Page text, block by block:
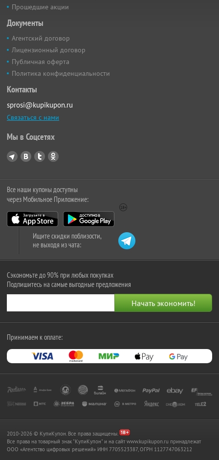
Прошедшие акции
Документы
Агентский договор
Лицензионный договор
Публичная оферта
Политика конфиденциальности
Контакты
sprosi@kupikupon.ru
Связаться с нами
Мы в Соцсетях
Все наши купоны доступны
через Мобильное Приложение:
Ищите скидки поблизости,
не выходя из чата:
Сэкономьте до 90% при любых покупках
Подпишитесь на самые выгодные предложения
Принимаем к оплате:
2010-2026 © КупиКупон. Все права защищены.
Все права на товарный знак "КупиКупон" и на сайт www.kupikupon.ru принадлежат
OOO «Агентство цифровых решений» ИНН 7705523387, ОГРН 1127747063212